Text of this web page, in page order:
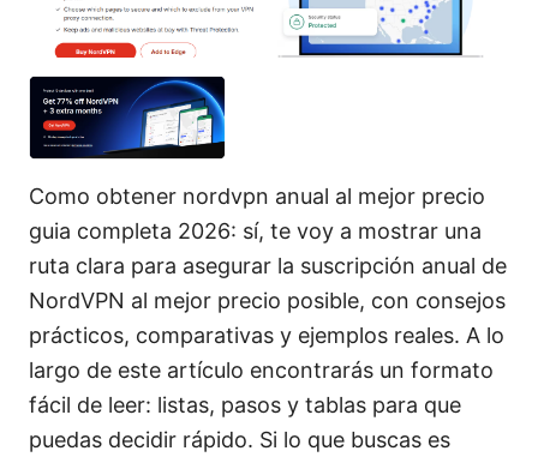
Como obtener nordvpn anual al mejor precio
guia completa 2026: sí, te voy a mostrar una
ruta clara para asegurar la suscripción anual de
NordVPN al mejor precio posible, con consejos
prácticos, comparativas y ejemplos reales. A lo
largo de este artículo encontrarás un formato
fácil de leer: listas, pasos y tablas para que
puedas decidir rápido. Si lo que buscas es